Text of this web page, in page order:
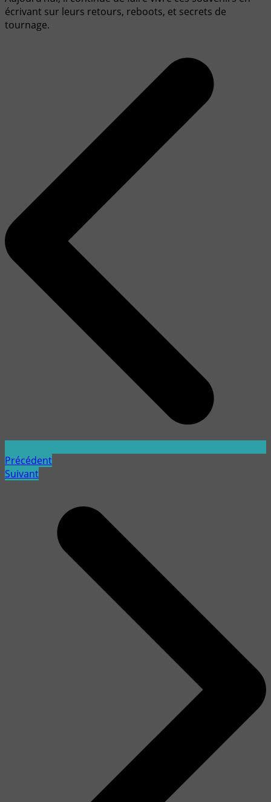
écrivant sur leurs retours, reboots, et secrets de
tournage.
Précédent
Suivant